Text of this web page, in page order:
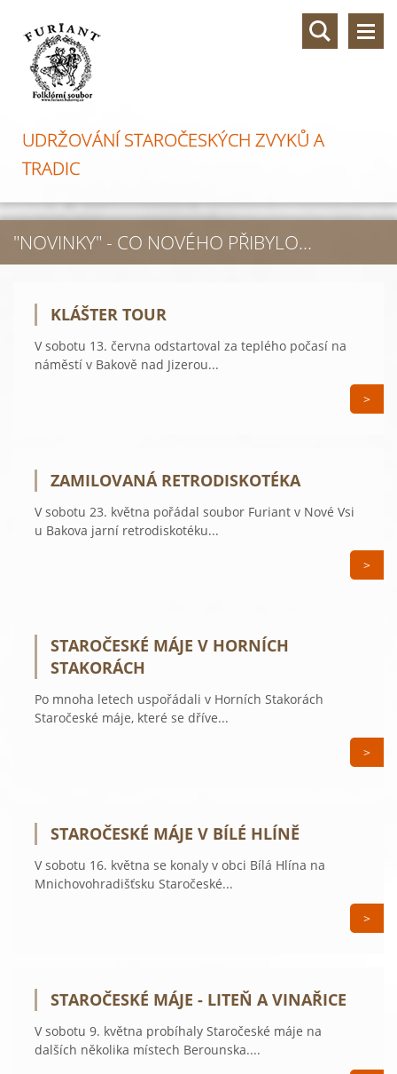
UDRŽOVÁNÍ STAROČESKÝCH ZVYKŮ A
TRADIC
"NOVINKY" - CO NOVÉHO PŘIBYLO...
KLÁŠTER TOUR
V sobotu 13. června odstartoval za teplého počasí na
náměstí v Bakově nad Jizerou...
>
ZAMILOVANÁ RETRODISKOTÉKA
V sobotu 23. května pořádal soubor Furiant v Nové Vsi
u Bakova jarní retrodiskotéku...
>
STAROČESKÉ MÁJE V HORNÍCH
STAKORÁCH
Po mnoha letech uspořádali v Horních Stakorách
Staročeské máje, které se dříve...
>
STAROČESKÉ MÁJE V BÍLÉ HLÍNĚ
V sobotu 16. května se konaly v obci Bílá Hlína na
Mnichovohradišťsku Staročeské...
>
STAROČESKÉ MÁJE - LITEŇ A VINAŘICE
V sobotu 9. května probíhaly Staročeské máje na
dalších několika místech Berounska....